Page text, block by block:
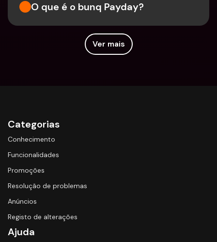
O que é o bunq Payday?
Ver mais
Categorias
Conhecimento
Funcionalidades
Promoções
Resolução de problemas
Anúncios
Registo de alterações
Ajuda